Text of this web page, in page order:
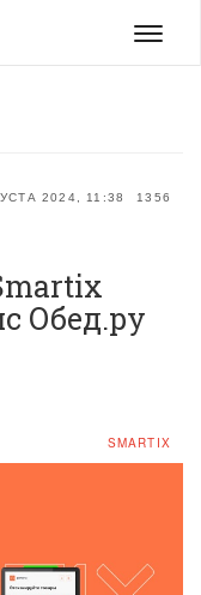
Меню
2024, 11:38 1356
Обед.ру
SMARTIX